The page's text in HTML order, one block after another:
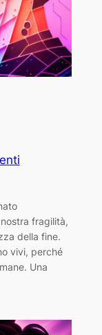
fragilità,
della fine.
vivi, perché
Una